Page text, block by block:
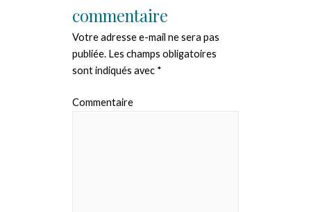
commentaire
Votre adresse e-mail ne sera pas
publiée. Les champs obligatoires
sont indiqués avec *
Commentaire